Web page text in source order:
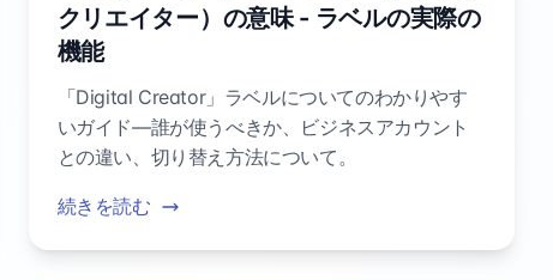
クリエイター）の意味 - ラベルの実際の
機能
「Digital Creator」ラベルについてのわかりやす
いガイド—誰が使うべきか、ビジネスアカウント
との違い、切り替え方法について。
続きを読む